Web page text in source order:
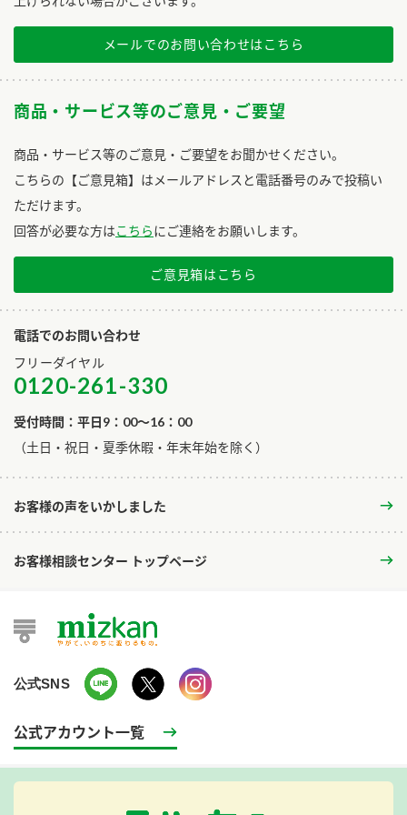
メールでのお問い合わせはこちら
商品・サービス等のご意見・ご要望
商品・サービス等のご意見・ご要望をお聞かせください。
こちらの【ご意見箱】はメールアドレスと電話番号のみで投稿い
ただけます。
回答が必要な方はこちらにご連絡をお願いします。
ご意見箱はこちら
電話でのお問い合わせ
フリーダイヤル
0120-261-330
受付時間：平日9：00～16：00
​（土日・祝日・夏季休暇・年末年始を除く）
お客様の声をいかしました
お客様相談センター トップページ
公式SNS
公式アカウント一覧